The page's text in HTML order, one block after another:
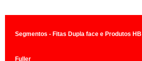
Segmentos - Fitas Dupla face e Produtos HB
Fuller